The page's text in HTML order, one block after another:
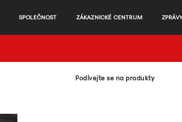
SPOLEČNOST ZÁKAZNICKÉ CENTRUM
Podívejte se na produkty